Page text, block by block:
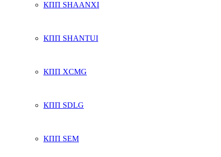
КПП SHAANXI
КПП SHANTUI
КПП XCMG
КПП SDLG
КПП SEM